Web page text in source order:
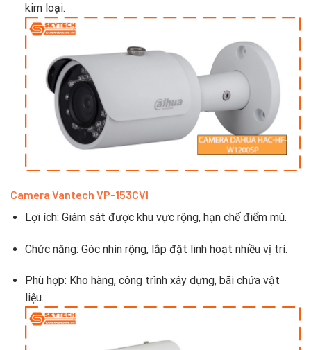
kim loại.
Camera Vantech VP-153CVI
Lợi ích: Giám sát được khu vực rộng, hạn chế điểm mù.
Chức năng: Góc nhìn rộng, lắp đặt linh hoạt nhiều vị trí.
Phù hợp: Kho hàng, công trình xây dựng, bãi chứa vật
liệu.